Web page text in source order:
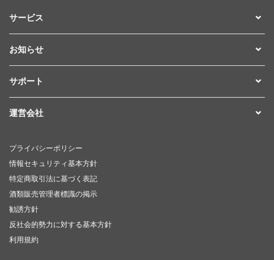
サービス
お知らせ
サポート
運営会社
プライバシーポリシー
情報セキュリティ基本方針
特定商取引法に基づく表記
酒類販売管理者標識の掲示
勧誘方針
反社会的勢力に対する基本方針
利用規約